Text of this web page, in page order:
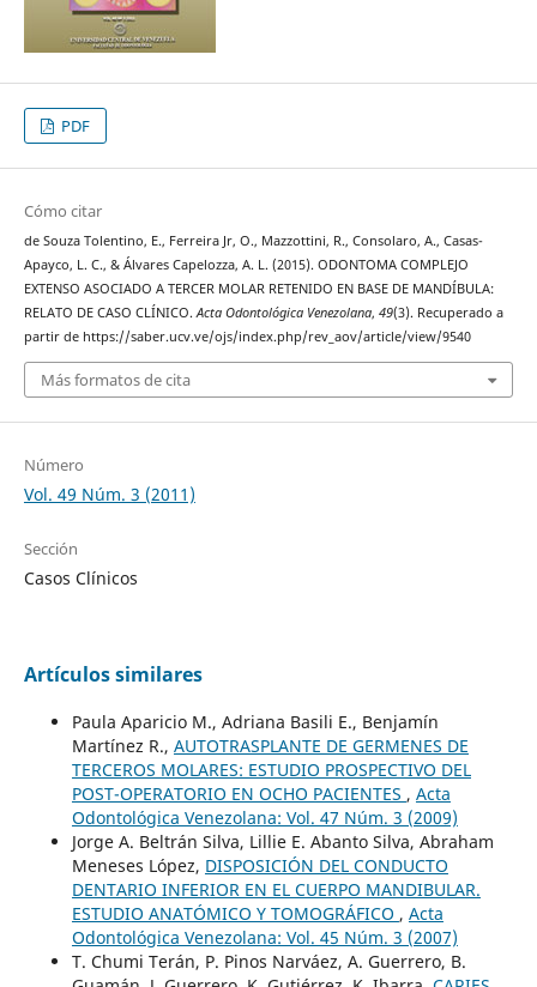
PDF
Cómo citar
de Souza Tolentino, E., Ferreira Jr, O., Mazzottini, R., Consolaro, A., Casas-
Apayco, L. C., & Álvares Capelozza, A. L. (2015). ODONTOMA COMPLEJO
EXTENSO ASOCIADO A TERCER MOLAR RETENIDO EN BASE DE MANDÍBULA:
RELATO DE CASO CLÍNICO.Acta Odontológica Venezolana, 49(3). Recuperado a
partir de https://saber.ucv.ve/ojs/index.php/rev_aov/article/view/9540
Más formatos de cita
Número
Vol. 49 Núm. 3 (2011)
Sección
Casos Clínicos
Artículos similares
Paula Aparicio M., Adriana Basili E., Benjamín
Martínez R., AUTOTRASPLANTE DE GERMENES DE
TERCEROS MOLARES: ESTUDIO PROSPECTIVO DEL
POST-OPERATORIO EN OCHO PACIENTES , Acta
Odontológica Venezolana: Vol. 47 Núm. 3 (2009)
Jorge A. Beltrán Silva, Lillie E. Abanto Silva, Abraham
Meneses López, DISPOSICIÓN DEL CONDUCTO
DENTARIO INFERIOR EN EL CUERPO MANDIBULAR.
ESTUDIO ANATÓMICO Y TOMOGRÁFICO , Acta
Odontológica Venezolana: Vol. 45 Núm. 3 (2007)
T. Chumi Terán, P. Pinos Narváez, A. Guerrero, B.